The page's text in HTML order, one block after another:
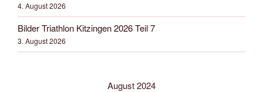
4. August 2026
Bilder Triathlon Kitzingen 2026 Teil 7
3. August 2026
August 2024